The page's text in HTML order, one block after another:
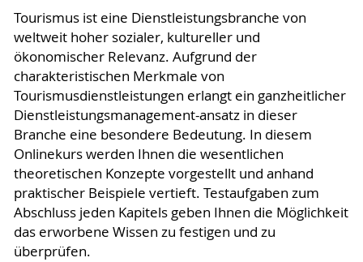
Tourismus ist eine Dienstleistungsbranche von
weltweit hoher sozialer, kultureller und
ökonomischer Relevanz. Aufgrund der
charakteristischen Merkmale von
Tourismusdienstleistungen erlangt ein ganzheitlicher
Dienstleistungsmanagement-ansatz in dieser
Branche eine besondere Bedeutung. In diesem
Onlinekurs werden Ihnen die wesentlichen
theoretischen Konzepte vorgestellt und anhand
praktischer Beispiele vertieft. Testaufgaben zum
Abschluss jeden Kapitels geben Ihnen die Möglichkeit
das erworbene Wissen zu festigen und zu
überprüfen.